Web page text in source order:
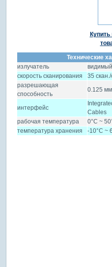
Технические
излучатель
скорость сканирования
35 скан./
разрешающая
способность
0.125 мм
интерфейс
Cables
рабочая температура
0°C ~
температура хранения
-10°C ~